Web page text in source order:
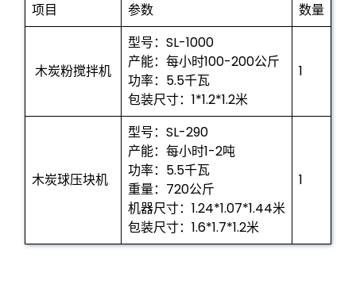
项目 参数 数量
木炭粉搅拌机
型号：SL-1000
产能：每小时100-200公斤
功率：5.5千瓦
包装尺寸：1*1.2*1.2米
1
木炭球压块机
型号：SL-290
产能：每小时1-2吨
功率：5.5千瓦
重量：720公斤
机器尺寸：1.24*1.07*1.44米
包装尺寸：1.6*1.7*1.2米
1